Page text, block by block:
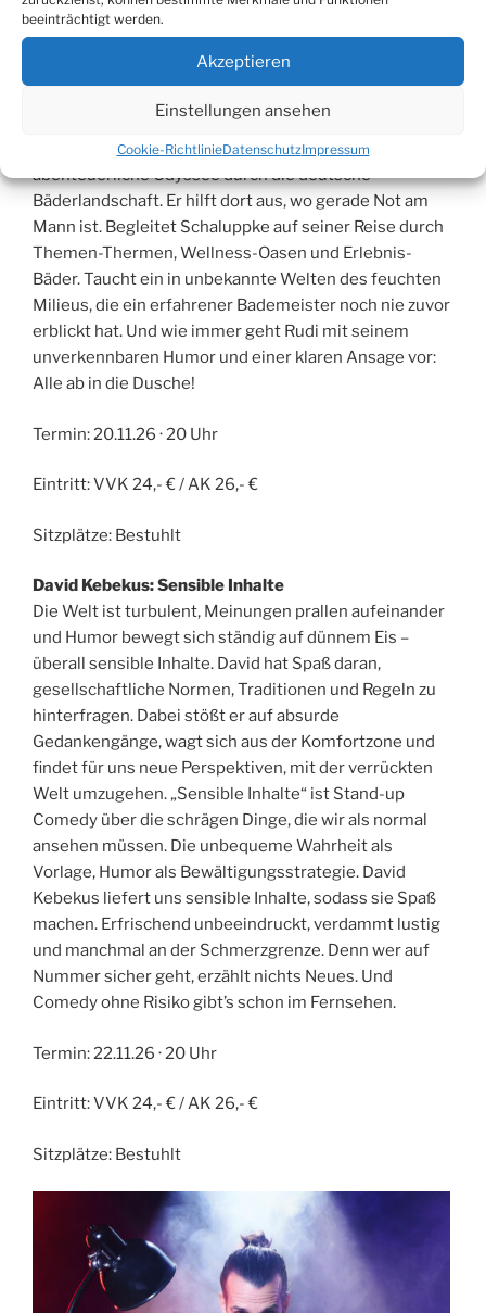
beeinträchtigt werden.
Akzeptieren
Einstellungen ansehen
Cookie-RichtlinieDatenschutzImpressum
altgedienten Brennpunktbad von Bademeister
grundsätzlichen Sanierung unterzogen werden und
Arbeitsplatz zu suchen. Da Fachkräfte im Schwimmbad
überall gesucht sind, begibt sich Rudi auf eine
abenteuerliche Odyssee durch die deutsche
Bäderlandschaft. Er hilft dort aus, wo gerade Not am
Mann ist. Begleitet Schaluppke auf seiner Reise durch
Themen-Thermen, Wellness-Oasen und Erlebnis-
Bäder. Taucht ein in unbekannte Welten des feuchten
Milieus, die ein erfahrener Bademeister noch nie zuvor
erblickt hat. Und wie immer geht Rudi mit seinem
unverkennbaren Humor und einer klaren Ansage vor:
Alle ab in die Dusche!
Termin: 20.11.26 · 20 Uhr
Eintritt: VVK 24,- € / AK 26,- €
Sitzplätze: Bestuhlt
David Kebekus: Sensible Inhalte
Die Welt ist turbulent, Meinungen prallen aufeinander
und Humor bewegt sich ständig auf dünnem Eis –
überall sensible Inhalte. David hat Spaß daran,
gesellschaftliche Normen, Traditionen und Regeln zu
hinterfragen. Dabei stößt er auf absurde
Gedankengänge, wagt sich aus der Komfortzone und
findet für uns neue Perspektiven, mit der verrückten
Welt umzugehen. „Sensible Inhalte“ ist Stand-up
Comedy über die schrägen Dinge, die wir als normal
ansehen müssen. Die unbequeme Wahrheit als
Vorlage, Humor als Bewältigungsstrategie. David
Kebekus liefert uns sensible Inhalte, sodass sie Spaß
machen. Erfrischend unbeeindruckt, verdammt lustig
und manchmal an der Schmerzgrenze. Denn wer auf
Nummer sicher geht, erzählt nichts Neues. Und
Comedy ohne Risiko gibt’s schon im Fernsehen.
Termin: 22.11.26 · 20 Uhr
Eintritt: VVK 24,- € / AK 26,- €
Sitzplätze: Bestuhlt